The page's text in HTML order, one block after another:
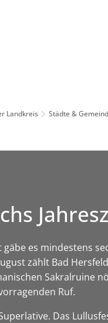
Landkreis Städte &
es mindestens
zählt Bad
Sakralruine
Ruf.
Das